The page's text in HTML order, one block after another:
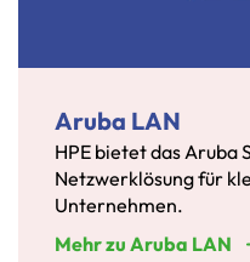
Aruba LAN
HPE bietet das Aruba
Netzwerklösung für
Unternehmen.
Mehr zu Aruba LAN